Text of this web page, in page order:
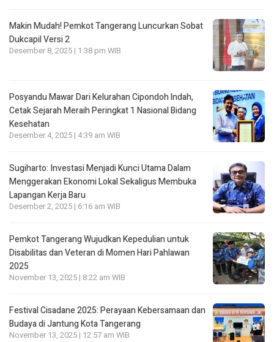
Makin Mudah! Pemkot Tangerang Luncurkan Sobat
Dukcapil Versi 2
Desember 8, 2025 | 1:38 pm WIB
Posyandu Mawar Dari Kelurahan Cipondoh lndah,
Cetak Sejarah Meraih Peringkat 1 Nasional Bidang
Kesehatan
Desember 4, 2025 | 4:39 am WIB
Sugiharto: Investasi Menjadi Kunci Utama Dalam
Menggerakan Ekonomi Lokal Sekaligus Membuka
Lapangan Kerja Baru
Desember 2, 2025 | 6:16 am WIB
Pemkot Tangerang Wujudkan Kepedulian untuk
Disabilitas dan Veteran di Momen Hari Pahlawan
2025
November 13, 2025 | 8:22 am WIB
Festival Cisadane 2025: Perayaan Kebersamaan dan
Budaya di Jantung Kota Tangerang
November 13, 2025 | 12:57 am WIB